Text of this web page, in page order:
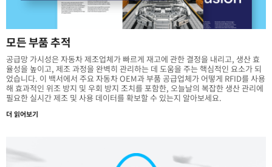
모든 부품 추적
공급망 가시성은 자동차 제조업체가 빠르게 재고에 관한 결정을 내리고, 생산 효
율성을 높이고, 제조 과정을 완벽히 관리하는 데 도움을 주는 핵심적인 요소가 되
었습니다. 이 백서에서 주요 자동차 OEM과 부품 공급업체가 어떻게 RFID를 사용
해 효과적인 위조 방지 및 우회 방지 조치를 포함한, 오늘날의 복잡한 생산 관리에
필요한 실시간 제조 및 사용 데이터를 확보할 수 있는지 알아보세요.
더 읽어보기